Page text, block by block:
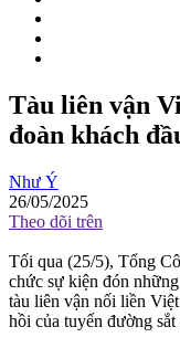
Tàu liên vận
đoàn khách
Như Ý
26/05/2025
Theo dõi trên
Tối qua (25/5), Tổng
chức sự kiện đón
tàu liên vận nối liền
hồi của tuyến đường